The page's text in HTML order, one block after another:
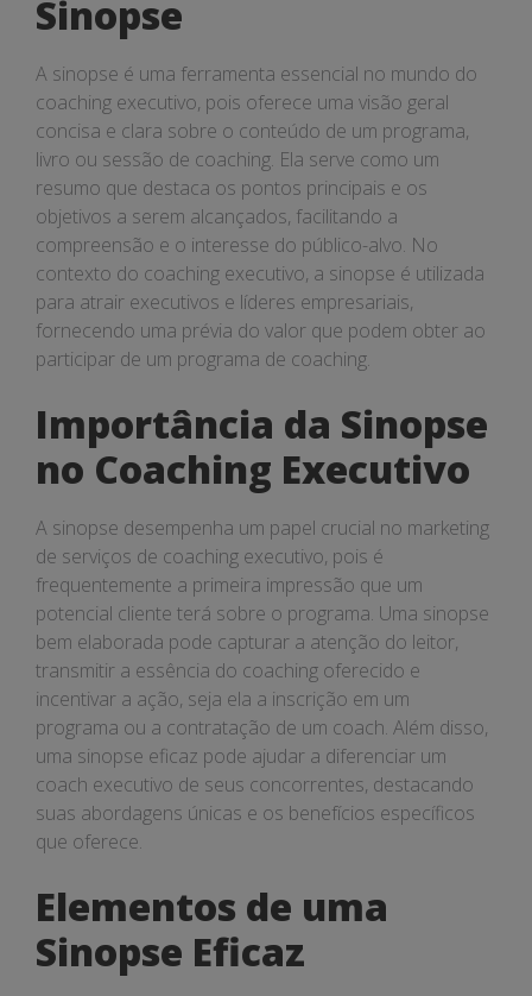
Sinopse
A sinopse é uma ferramenta essencial no mundo do
coaching executivo, pois oferece uma visão geral
concisa e clara sobre o conteúdo de um programa,
livro ou sessão de coaching. Ela serve como um
resumo que destaca os pontos principais e os
objetivos a serem alcançados, facilitando a
compreensão e o interesse do público-alvo. No
contexto do coaching executivo, a sinopse é utilizada
para atrair executivos e líderes empresariais,
fornecendo uma prévia do valor que podem obter ao
participar de um programa de coaching.
Importância da Sinopse
no Coaching Executivo
A sinopse desempenha um papel crucial no marketing
de serviços de coaching executivo, pois é
frequentemente a primeira impressão que um
potencial cliente terá sobre o programa. Uma sinopse
bem elaborada pode capturar a atenção do leitor,
transmitir a essência do coaching oferecido e
incentivar a ação, seja ela a inscrição em um
programa ou a contratação de um coach. Além disso,
uma sinopse eficaz pode ajudar a diferenciar um
coach executivo de seus concorrentes, destacando
suas abordagens únicas e os benefícios específicos
que oferece.
Elementos de uma
Sinopse Eficaz